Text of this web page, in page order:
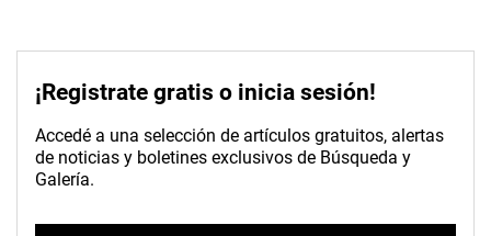
¡Registrate gratis o inicia sesión!
Accedé a una selección de artículos gratuitos, alertas
de noticias y boletines exclusivos de Búsqueda y
Galería.